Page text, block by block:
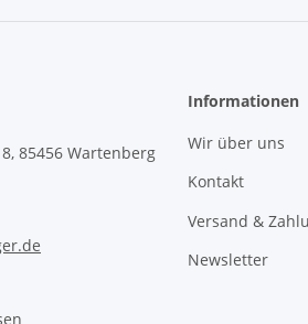
85456 Wartenberg
Informationen
Wir über uns
Kontakt
Versand &
Newsletter